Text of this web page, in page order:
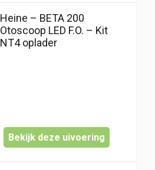
Heine – BETA 200
Otoscoop LED F.O. – Kit
NT4 oplader
Bekijk deze uivoering